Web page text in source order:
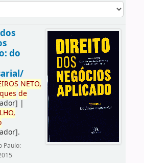
do
IROS NETO,
de
|
.
Paulo: